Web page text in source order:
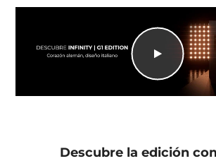
Descubre la edición